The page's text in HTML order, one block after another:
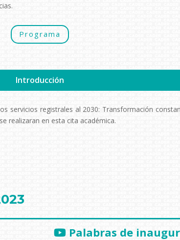
Programa
Introducción
servicios registrales al 2030: Transformación
realizaran en esta cita académica.
Palabras de